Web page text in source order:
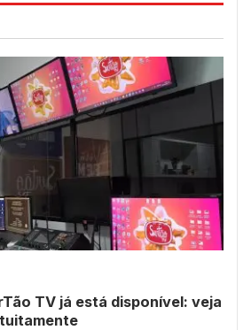
TV já está disponível: veja